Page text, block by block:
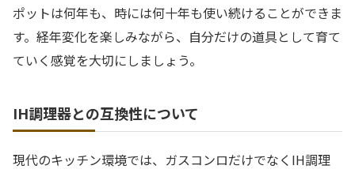
ポットは何年も、時には何十年も使い続けることができま
す。経年変化を楽しみながら、自分だけの道具として育て
ていく感覚を大切にしましょう。
IH調理器との互換性について
現代のキッチン環境では、ガスコンロだけでなくIH調理